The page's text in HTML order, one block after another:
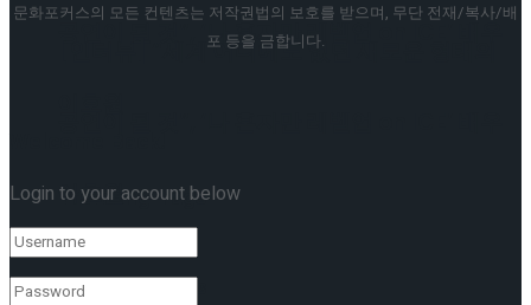
공연이 될 것”, ‘나 혼자만 레벨업 on ICE’ 배우
Trending Tags
[인터뷰] “세계 어디에도 없던 새로운 형태의
이호원
Trending Tags
문화포커스의 모든 컨텐츠는 저작권법의 보호를 받으며, 무단 전재/복사/배
포 등을 금합니다.
Login to your account below